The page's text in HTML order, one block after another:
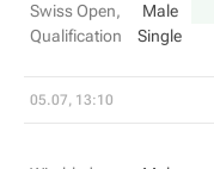
Swiss Open,
Qualification
Male
Single
05.07, 13:10